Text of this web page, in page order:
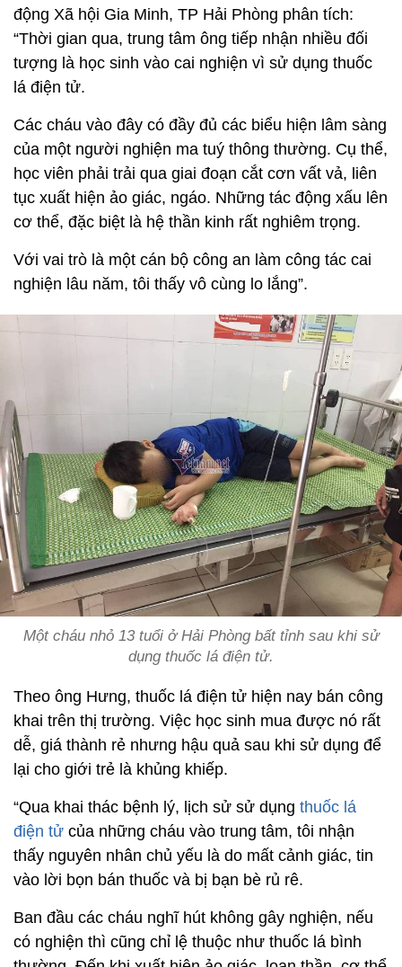
động Xã hội Gia Minh, TP Hải Phòng phân tích:
“Thời gian qua, trung tâm ông tiếp nhận nhiều đối
tượng là học sinh vào cai nghiện vì sử dụng thuốc
lá điện tử.
Các cháu vào đây có đầy đủ các biểu hiện lâm sàng
của một người nghiện ma tuý thông thường. Cụ thể,
học viên phải trải qua giai đoạn cắt cơn vất vả, liên
tục xuất hiện ảo giác, ngáo. Những tác động xấu lên
cơ thể, đặc biệt là hệ thần kinh rất nghiêm trọng.
Với vai trò là một cán bộ công an làm công tác cai
nghiện lâu năm, tôi thấy vô cùng lo lắng”.
Một cháu nhỏ 13 tuổi ở Hải Phòng bất tỉnh sau khi sử
dụng thuốc lá điện tử.
Theo ông Hưng, thuốc lá điện tử hiện nay bán công
khai trên thị trường. Việc học sinh mua được nó rất
dễ, giá thành rẻ nhưng hậu quả sau khi sử dụng để
lại cho giới trẻ là khủng khiếp.
“Qua khai thác bệnh lý, lịch sử sử dụng thuốc lá
điện tử của những cháu vào trung tâm, tôi nhận
thấy nguyên nhân chủ yếu là do mất cảnh giác, tin
vào lời bọn bán thuốc và bị bạn bè rủ rê.
Ban đầu các cháu nghĩ hút không gây nghiện, nếu
có nghiện thì cũng chỉ lệ thuộc như thuốc lá bình